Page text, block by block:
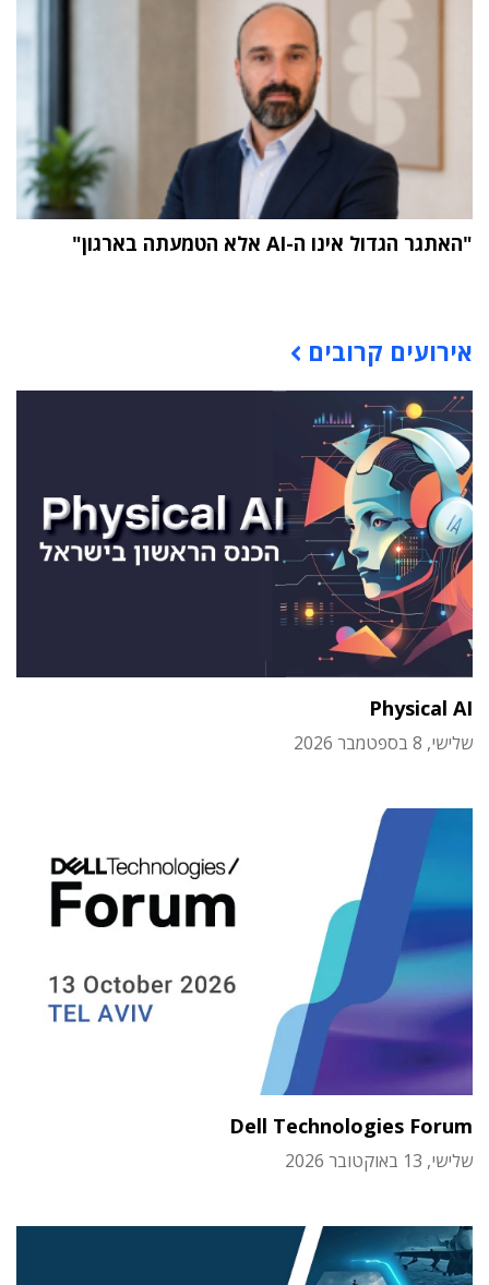
"האתגר הגדול אינו ה-AI אלא הטמעתה בארגון"
אירועים קרובים
Physical AI
שלישי, 8 בספטמבר 2026
Dell Technologies Forum
שלישי, 13 באוקטובר 2026